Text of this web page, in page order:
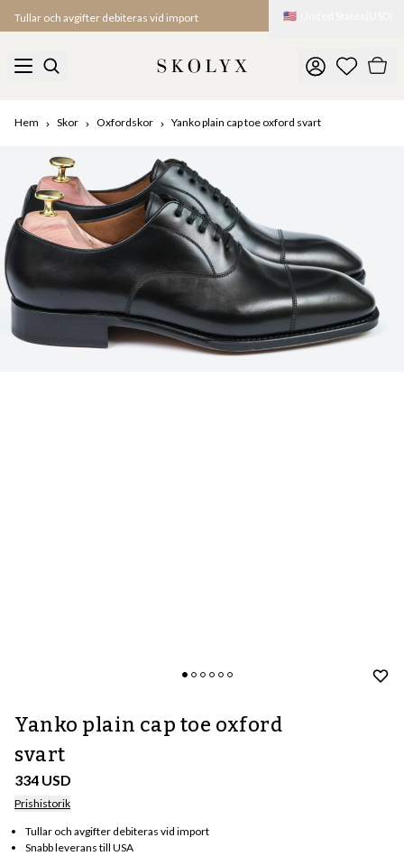
Tullar och avgifter debiteras vid import 🇺🇸
Hem Skor Oxfordskor Yanko plain cap toe oxford svart
Yanko plain cap toe oxford
svart
334 USD
Prishistorik
Tullar och avgifter debiteras vid import
Snabb leverans till USA